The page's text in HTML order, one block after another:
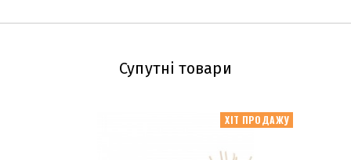
Супутні товари
ХІТ ПРОДАЖУ